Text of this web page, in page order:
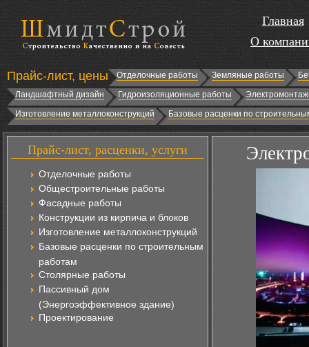
Главная
О
Прайс-лист, цены Отделочные работы Земляные работы
Ландшафтный дизайн
Гидроизоляционные работы
Изготовление металлоконструкций
Базовые расценки по
Прайс-лист, расценки, услуги
Отделочные работы
Общестроительные работы
Фасадные работы
Конструкции из кирпича и блоков
Изготовление металлоконструкций
Базовые расценки по строительным
работам
Столярные работы
Пассивный дом
(Энергоэффективное здание)
Проектирование